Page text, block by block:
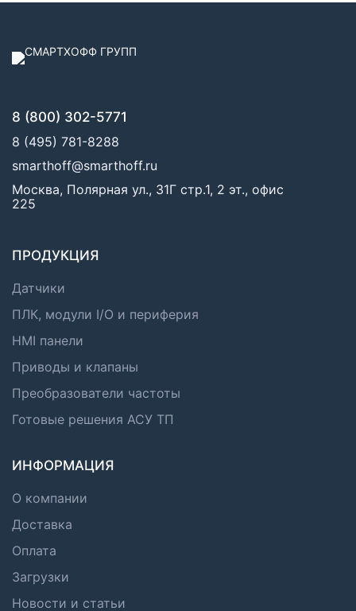
8 (800) 302-5771
8 (495) 781-8288
smarthoff@smarthoff.ru
Москва, Полярная ул., 31Г стр.1, 2 эт., офис
225
ПРОДУКЦИЯ
Датчики
ПЛК, модули I/O и периферия
HMI панели
Приводы и клапаны
Преобразователи частоты
Готовые решения АСУ ТП
ИНФОРМАЦИЯ
О компании
Доставка
Оплата
Загрузки
Новости и статьи